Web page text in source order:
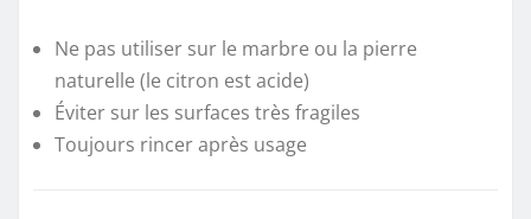
Ne pas utiliser sur le marbre ou la pierre
naturelle (le citron est acide)
Éviter sur les surfaces très fragiles
Toujours rincer après usage